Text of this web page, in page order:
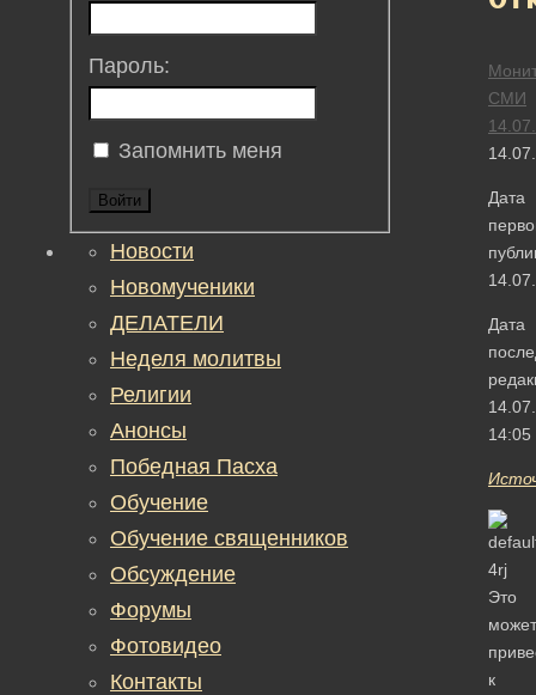
СМИ
Дата
Дата
14:05
Это
может
к
Пароль:
Запомнить меня
Войти
Новости
Новомученики
ДЕЛАТЕЛИ
Неделя молитвы
Религии
Анонсы
Победная Пасха
Обучение
Обучение священников
Обсуждение
Форумы
Фотовидео
Контакты